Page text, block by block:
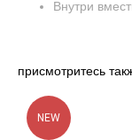
Внутри
присмотритесь
NEW